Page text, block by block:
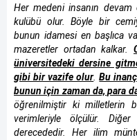
Her medeni insanın
kulübü olur. Böyle bir
bunun idamesi en başlıca
mazeretler ortadan kalkar.
üniversitedeki dersine
gibi bir vazife olur.Bu
bunun için zaman da, para
öğrenilmiştir ki milletlerin
verimleriyle ölçülür.
derecededir. Her ilim